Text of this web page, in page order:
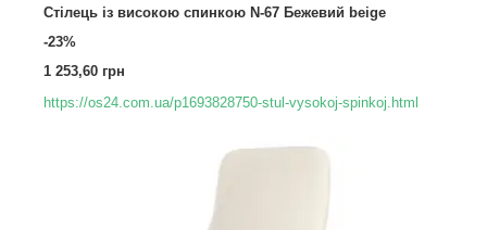
Стілець із високою спинкою N-67 Бежевий beige
-23%
1 253,60 грн
https://os24.com.ua/p1693828750-stul-vysokoj-spinkoj.html